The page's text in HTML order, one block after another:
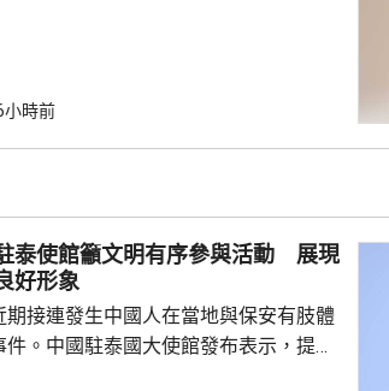
破僵局，難免被批評是不負責任。他認
小時前
泰使館籲文明有序參與活動 展現
好形象
期接連發生中國人在當地與保安有肢體
件。中國駐泰國大使館發布表示，提醒